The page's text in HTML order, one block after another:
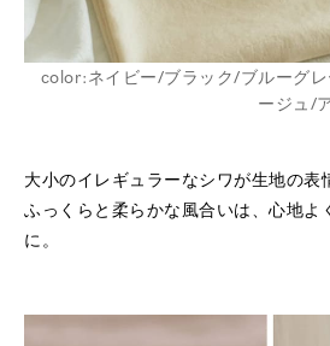
color:ネイビー/ブラック/ブルーグ
ージュ/
大小のイレギュラーなシワが生地の表
ふっくらと柔らかな風合いは、心地よ
に。